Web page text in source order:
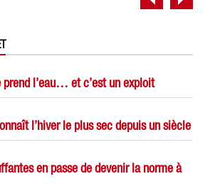
prend l’eau… et c’est un exploit
l’hiver le plus sec depuis un siècle
en passe de devenir la norme à